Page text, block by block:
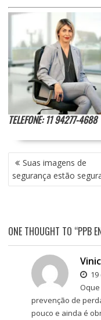
TELEFONE: 11 94277-4688
NAVEGAÇÃO
DE
POST
Suas imagens de
segurança estão
ONE THOUGHT TO “PPB
prevenção de
pouco e ainda é